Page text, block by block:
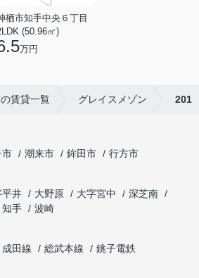
栖市知手中央６丁目
(50.96㎡)
万円
賃貸一覧 グレイスメゾン 201
市 潮来市 鉾田市
行方市
平井 大野原 大字宮中
深芝南
知手
波崎
成田線 総武本線
銚子電鉄